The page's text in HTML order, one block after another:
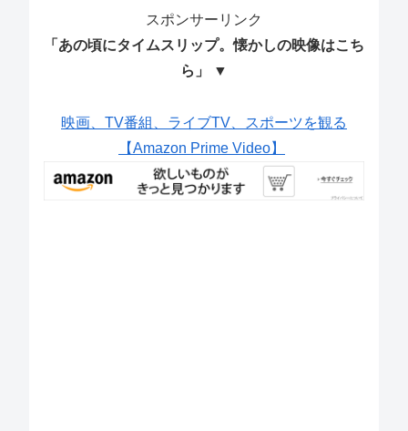
スポンサーリンク
「あの頃にタイムスリップ。懐かしの映像はこち
ら」 ▼
映画、TV番組、ライブTV、スポーツを観る
【Amazon Prime Video】